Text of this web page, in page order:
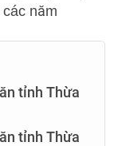
năm
tỉnh Thừa
tỉnh Thừa